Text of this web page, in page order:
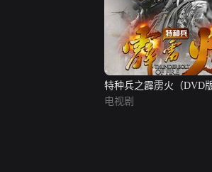
特种兵之霹雳火（DVD版
电视剧